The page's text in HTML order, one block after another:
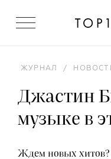
ЖУРНАЛ /
Джастин
музыке в
Ждем новых хитов?